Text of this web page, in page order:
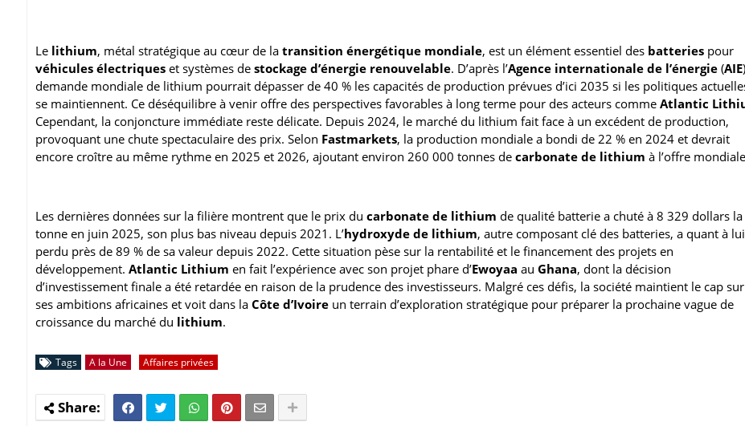
Le lithium, métal stratégique au cœur de la transition énergétique mondiale, est un élément essentiel des batteries pour
véhicules électriques et systèmes de stockage d’énergie renouvelable. D’après l’Agence internationale de l’énergie (AIE
demande mondiale de lithium pourrait dépasser de 40 % les capacités de production prévues d’ici 2035 si les politiques
se maintiennent. Ce déséquilibre à venir offre des perspectives favorables à long terme pour des acteurs comme Atlantic
Cependant, la conjoncture immédiate reste délicate. Depuis 2024, le marché du lithium fait face à un excédent de production,
provoquant une chute spectaculaire des prix. Selon Fastmarkets, la production mondiale a bondi de 22 % en 2024 et devrait
encore croître au même rythme en 2025 et 2026, ajoutant environ 260 000 tonnes de carbonate de lithium à l’offre
Les dernières données sur la filière montrent que le prix du carbonate de lithium de qualité batterie a chuté à 8 329 dollars la
tonne en juin 2025, son plus bas niveau depuis 2021. L’hydroxyde de lithium, autre composant clé des batteries, a quant à lui
perdu près de 89 % de sa valeur depuis 2022. Cette situation pèse sur la rentabilité et le financement des projets en
développement. Atlantic Lithium en fait l’expérience avec son projet phare d’Ewoyaa au Ghana, dont la décision
d’investissement finale a été retardée en raison de la prudence des investisseurs. Malgré ces défis, la société maintient le cap sur
ses ambitions africaines et voit dans la Côte d’Ivoire un terrain d’exploration stratégique pour préparer la prochaine vague de
croissance du marché du lithium.
Tags A la Une Affaires privées